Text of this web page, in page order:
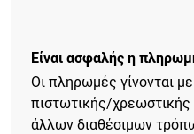
Είναι ασφαλής η
Οι πληρωμές γίνονται
πιστωτικής/χρεωστικής
άλλων διαθέσιμων